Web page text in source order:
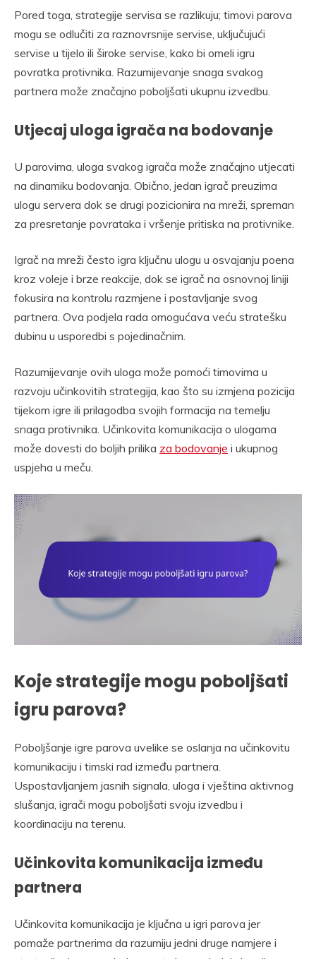
Pored toga, strategije servisa se razlikuju; timovi parova
mogu se odlučiti za raznovrsnije servise, uključujući
servise u tijelo ili široke servise, kako bi omeli igru
povratka protivnika. Razumijevanje snaga svakog
partnera može značajno poboljšati ukupnu izvedbu.
Utjecaj uloga igrača na bodovanje
U parovima, uloga svakog igrača može značajno utjecati
na dinamiku bodovanja. Obično, jedan igrač preuzima
ulogu servera dok se drugi pozicionira na mreži, spreman
za presretanje povrataka i vršenje pritiska na protivnike.
Igrač na mreži često igra ključnu ulogu u osvajanju poena
kroz voleje i brze reakcije, dok se igrač na osnovnoj liniji
fokusira na kontrolu razmjene i postavljanje svog
partnera. Ova podjela rada omogućava veću stratešku
dubinu u usporedbi s pojedinačnim.
Razumijevanje ovih uloga može pomoći timovima u
razvoju učinkovitih strategija, kao što su izmjena pozicija
tijekom igre ili prilagodba svojih formacija na temelju
snaga protivnika. Učinkovita komunikacija o ulogama
može dovesti do boljih prilika za bodovanje i ukupnog
uspjeha u meču.
Koje strategije mogu poboljšati
igru parova?
Poboljšanje igre parova uvelike se oslanja na učinkovitu
komunikaciju i timski rad između partnera.
Uspostavljanjem jasnih signala, uloga i vještina aktivnog
slušanja, igrači mogu poboljšati svoju izvedbu i
koordinaciju na terenu.
Učinkovita komunikacija između
partnera
Učinkovita komunikacija je ključna u igri parova jer
pomaže partnerima da razumiju jedni druge namjere i